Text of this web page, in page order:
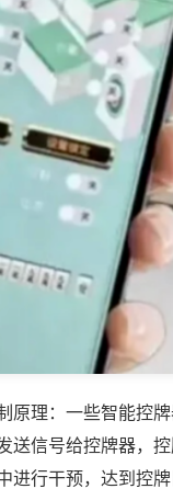
原理：一些智能控
送信号给控牌器，
进行干预，达到控牌